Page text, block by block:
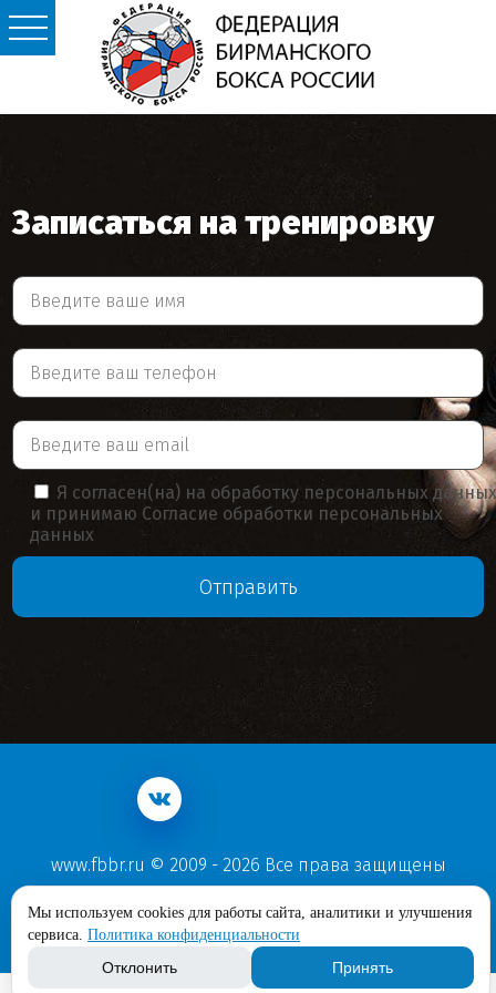
Записаться на тренировку
Я согласен(на) на обработку персональных
и принимаю Согласие обработки персональных
данных
www.fbbr.ru © 2009 - 2026 Все права защищены
Согласие обработки персональных данных
Мы используем cookies для работы сайта, аналитики и улучшения
сервиса. Политика конфиденциальности
Отклонить Принять